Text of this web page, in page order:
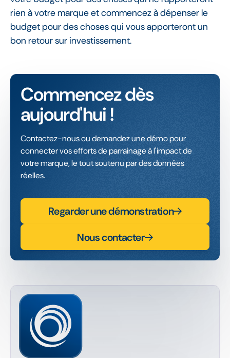
rien à votre marque et commencez à dépenser le
budget pour des choses qui vous apporteront un
bon retour sur investissement.
Commencez dès
aujourd'hui !
Contactez-nous ou demandez une démo pour
connecter vos efforts de parrainage à l'impact de
votre marque, le tout soutenu par des données
réelles.
Regarder une démonstration
Nous contacter